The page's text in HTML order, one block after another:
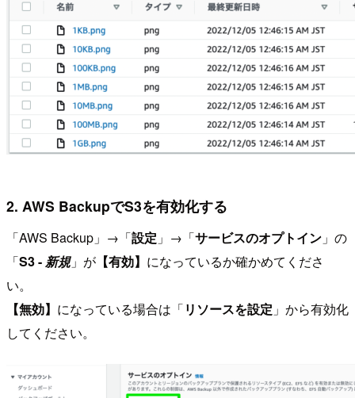
2. AWS BackupでS3を有効化する
「AWS Backup」→「設定 」→「サービスのオプトイン 」の
「S3 -新規」が 【有効】 になっているか確かめてくださ
い。
【無効】 になっている場合は「リソースを設定 」から有効化
してください。